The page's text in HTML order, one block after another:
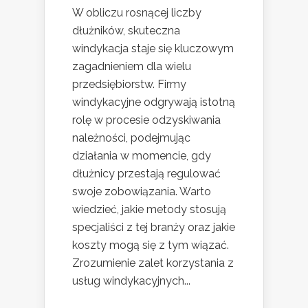
W obliczu rosnącej liczby
dłużników, skuteczna
windykacja staje się kluczowym
zagadnieniem dla wielu
przedsiębiorstw. Firmy
windykacyjne odgrywają istotną
rolę w procesie odzyskiwania
należności, podejmując
działania w momencie, gdy
dłużnicy przestają regulować
swoje zobowiązania. Warto
wiedzieć, jakie metody stosują
specjaliści z tej branży oraz jakie
koszty mogą się z tym wiązać.
Zrozumienie zalet korzystania z
usług windykacyjnych...